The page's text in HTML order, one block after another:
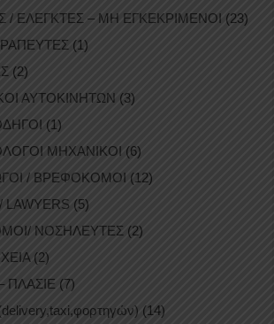
/ ΕΛΕΓΚΤΕΣ – ΜΗ ΕΓΚΕΚΡΙΜΕΝΟΙ (23)
(1)
(2)
ΑΥΤΟΚΙΝΗΤΩΝ (3)
(1)
ΜΗΧΑΝΙΚΟΙ (6)
/ ΒΡΕΦΟΚΟΜΟΙ (12)
(5)
ΝΟΣΗΛΕΥΤΕΣ (2)
(2)
ΠΛΑΣΙΕ (7)
(14)